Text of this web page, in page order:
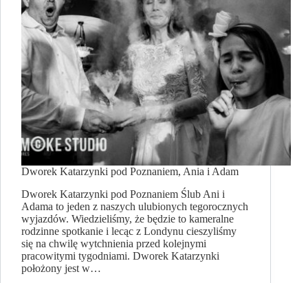
Dworek Katarzynki pod Poznaniem, Ania i Adam
Dworek Katarzynki pod Poznaniem Ślub Ani i
Adama to jeden z naszych ulubionych tegorocznych
wyjazdów. Wiedzieliśmy, że będzie to kameralne
rodzinne spotkanie i lecąc z Londynu cieszyliśmy
się na chwilę wytchnienia przed kolejnymi
pracowitymi tygodniami. Dworek Katarzynki
położony jest w…